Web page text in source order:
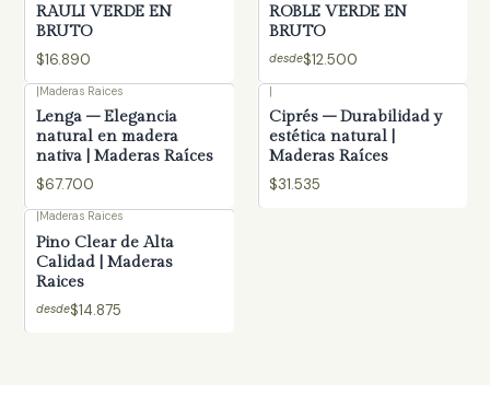
RAULI VERDE EN
BRUTO
$16.890
ROBLE VERDE EN
BRUTO
desde$12.500
|Maderas Raices
Lenga – Elegancia
natural en madera
nativa | Maderas Raíces
$67.700
|
Ciprés – Durabilidad y
estética natural |
Maderas Raíces
$31.535
Maderas Raices
Pino Clear de Alta
Calidad | Maderas
Raices
desde$14.875